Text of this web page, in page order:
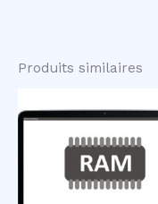
Produits similaires